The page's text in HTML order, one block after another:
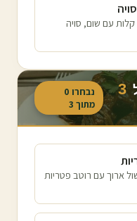
עם שום, סויה
3 נבחרו 0
מתוך 3
ארוך עם רוטב פטריות